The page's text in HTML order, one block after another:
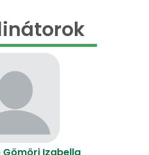
Gömöri Izabella